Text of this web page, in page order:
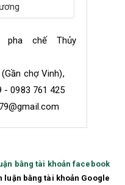
pha chế Thủy
chợ Vinh),
- 0983 761 425
bằng tài khoản facebook
luận bằng tài khoản Google